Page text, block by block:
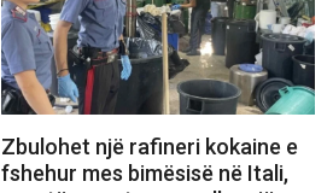
Zbulohet një rafineri kokaine e
fshehur mes bimësisë në Itali,